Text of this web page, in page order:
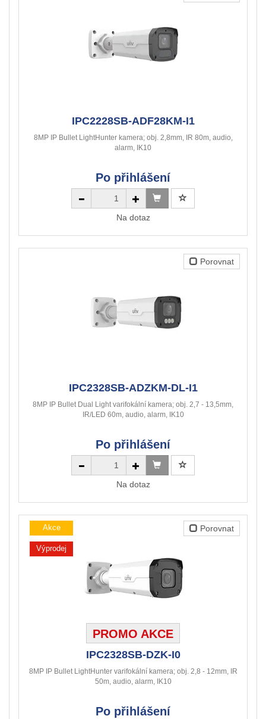
IPC2228SB-ADF28KM-I1
8MP IP Bullet LightHunter kamera; obj. 2,8mm, IR 80m, audio,
alarm, IK10
Po přihlášení
Na dotaz
Porovnat
IPC2328SB-ADZKM-DL-I1
8MP IP Bullet Dual Light varifokální kamera; obj. 2,7 - 13,5mm,
IR/LED 60m, audio, alarm, IK10
Po přihlášení
Na dotaz
Akce
Výprodej
Porovnat
PROMO AKCE
IPC2328SB-DZK-I0
8MP IP Bullet LightHunter varifokální kamera; obj. 2,8 - 12mm, IR
50m, audio, alarm, IK10
Po přihlášení